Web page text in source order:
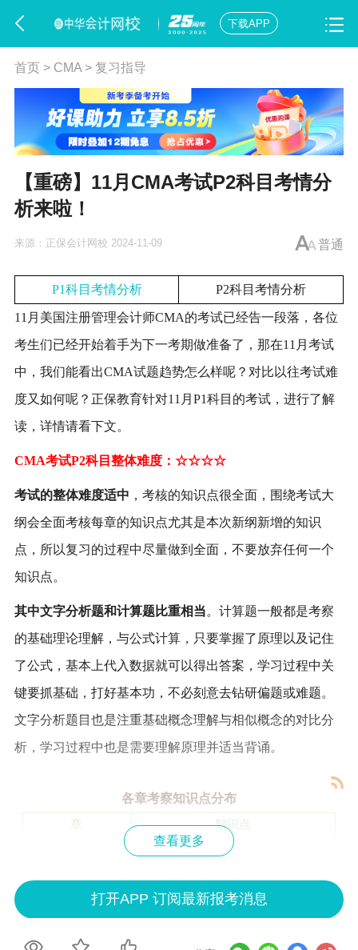
下载APP
首页> CMA> 复习指导
【重磅】11月CMA考试P2科目考情分
析来啦！
普通
来源： 正保会计网校 2024-11-09
P1科目考情分析 P2科目考情分析
11月美国注册管理会计师CMA的考试已经告一段落，各位
考生们已经开始着手为下一考期做准备了，那在11月考试
中，我们能看出CMA试题趋势怎么样呢？对比以往考试难
度又如何呢？正保教育针对11月P1科目的考试，进行了解
读，详情请看下文。
CMA考试P2科目整体难度：☆☆☆☆
考试的整体难度适中 ，考核的知识点很全面，围绕考试大
纲会全面考核每章的知识点尤其是本次新纲新增的知识
点，所以复习的过程中尽量做到全面，不要放弃任何一个
知识点。
其中文字分析题和计算题比重相当。计算题一般都是考察
的基础理论理解，与公式计算，只要掌握了原理以及记住
了公式，基本上代入数据就可以得出答案，学习过程中关
键要抓基础，打好基本功，不必刻意去钻研偏题或难题。
文字分析题目也是注重基础概念理解与相似概念的对比分
析，学习过程中也是需要理解原理并适当背诵。
各章考察知识点分布
章 知识点
第一章 财务报表
财务比率计算
流动性：流动比率、现金流比率等
盈利能力：资产回报率、权益回报
查看更多
打开APP 订阅最新报考消息